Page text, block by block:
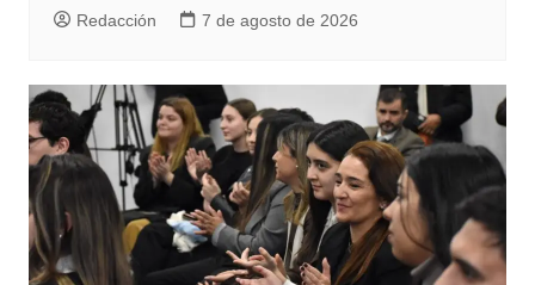
Redacción 7 de agosto de 2026